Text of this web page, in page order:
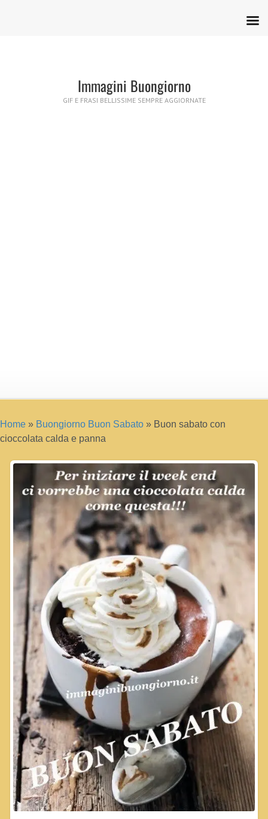
Immagini Buongiorno
GIF E FRASI BELLISSIME SEMPRE AGGIORNATE
Home » Buongiorno Buon Sabato » Buon sabato con
cioccolata calda e panna